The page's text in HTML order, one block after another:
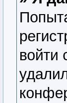
войти